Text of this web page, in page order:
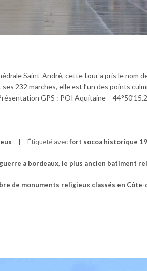
Saint-André, cette tour a pris le nom
232 marches, elle est l’un des points
GPS : POI Aquitaine –
Étiqueté avecfort socoa historique
a bordeaux, le plus ancien batiment
de monuments religieux classés en